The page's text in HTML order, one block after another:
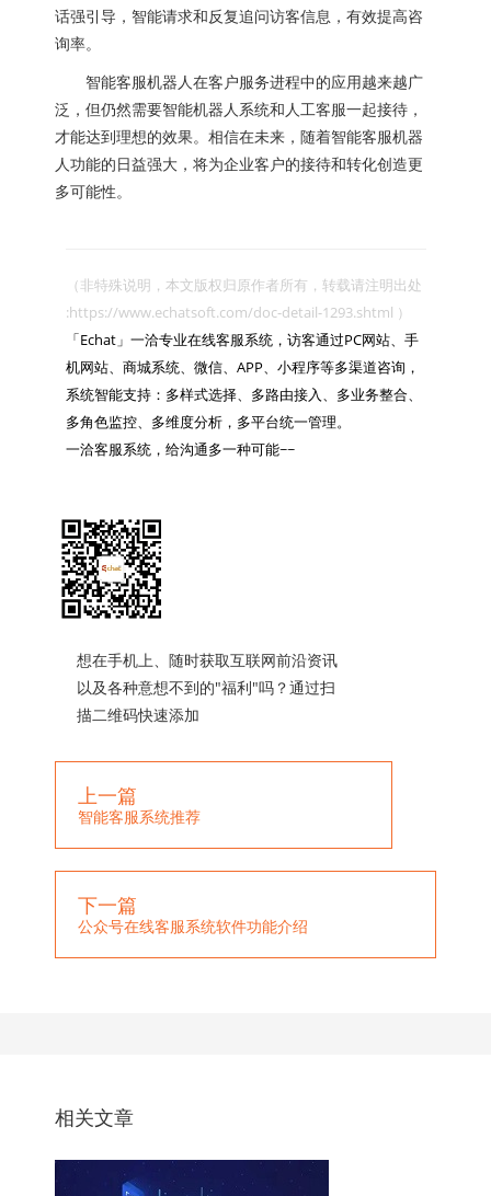
话强引导，智能请求和反复追问访客信息，有效提高咨
询率。
智能客服机器人在客户服务进程中的应用越来越广
泛，但仍然需要智能机器人系统和人工客服一起接待，
才能达到理想的效果。相信在未来，随着智能客服机器
人功能的日益强大，将为企业客户的接待和转化创造更
多可能性。
（非特殊说明，本文版权归原作者所有，转载请注明出处
:https://www.echatsoft.com/doc-detail-1293.shtml ）
「Echat」一洽专业在线客服系统，访客通过PC网站、手
机网站、商城系统、微信、APP、小程序等多渠道咨询，
系统智能支持：多样式选择、多路由接入、多业务整合、
多角色监控、多维度分析，多平台统一管理。
一洽客服系统，给沟通多一种可能~~
想在手机上、随时获取互联网前沿资讯
以及各种意想不到的"福利"吗？通过扫
描二维码快速添加
上一篇
智能客服系统推荐
下一篇
公众号在线客服系统软件功能介绍
相关文章